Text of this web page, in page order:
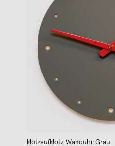
klotzaufklotz Wanduhr Grau